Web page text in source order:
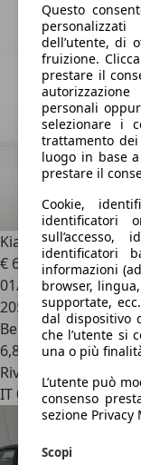
Questo
dell’utente, di
fruizione.
prestare il
personali
selezionare i
trattamento
luogo in base
prestare il
Cookie,
identificatori
sull’accesso,
identificatori
informazioni
browser,
supportate,
dal dispositivo
che l’utente si
una o più
L’utente può
consenso
sezione
Scopi
Kia Sportage
€ 6.900
01/2012
205.000 km
Benzina
6,8 l/100 km (comb.)
Rivenditore
IT 06083